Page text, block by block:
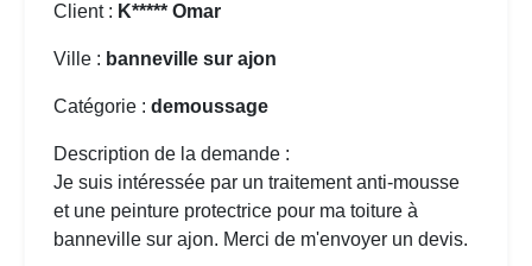
Client : K***** Omar
Ville : banneville sur ajon
Catégorie : demoussage
Description de la demande :
Je suis intéressée par un traitement anti-mousse
et une peinture protectrice pour ma toiture à
banneville sur ajon. Merci de m'envoyer un devis.